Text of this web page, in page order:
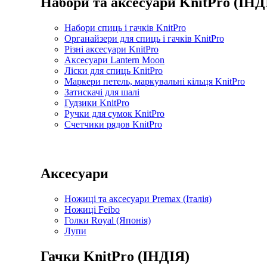
Набори спиць і гачків KnitPro
Органайзери для спиць і гачків KnitPro
Різні аксесуари KnitPro
Аксесуари Lantern Moon
Ліски для спиць KnitPro
Маркери петель, маркувальні кільця KnitPro
Затискачі для шалі
Гудзики KnitPro
Ручки для сумок KnitPro
Счетчики рядов KnitPro
Аксесуари
Ножиці та аксесуари Premax (Італія)
Ножиці Feibo
Голки Royal (Японія)
Лупи
Гачки KnitPro (ІНДІЯ)